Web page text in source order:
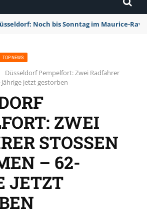
Noch bis Sonntag im Maurice-
TOP NEWS
Düsseldorf Pempelfort: Zwei Radfahrer
jetzt gestorben
ZWEI
STOSSEN Z
– 62-J
G